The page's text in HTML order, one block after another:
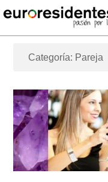
Categoría: Pareja